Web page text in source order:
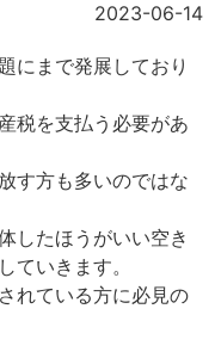
2023-06-14
にまで発展しており
税を支払う必要があ
す方も多いのではな
したほうがいい空き
ていきます。
れている方に必見の